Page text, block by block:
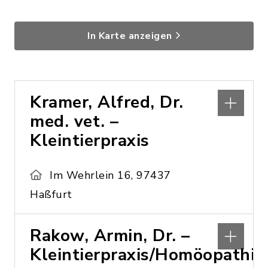
In Karte anzeigen
Kramer, Alfred, Dr.
med. vet. –
Kleintierpraxis
Im Wehrlein 16, 97437
Haßfurt
Rakow, Armin, Dr. –
Kleintierpraxis/Homöopathie